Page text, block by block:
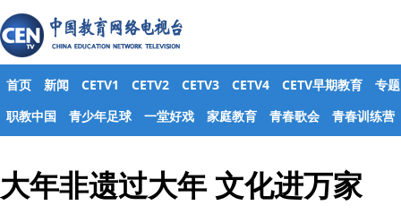
首页 新闻 CETV1 CETV2 CETV3 CETV4 CETV早期教育
专题
职教中国
青少年足球 一堂好戏 家庭教育 青春歌会 青春训练营
大年非遗过大年 文化进万家